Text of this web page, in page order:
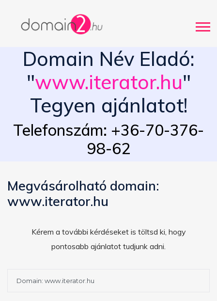
Domain Név Eladó:
"www.iterator.hu"
Tegyen ajánlatot!
Telefonszám: +36-70-376-
98-62
Megvásárolható domain:
www.iterator.hu
Kérem a további kérdéseket is töltsd ki, hogy
pontosabb ajánlatot tudjunk adni.